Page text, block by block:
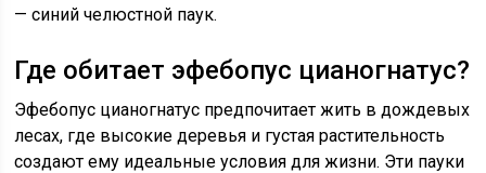
— синий челюстной паук.
Где обитает эфебопус цианогнатус?
Эфебопус цианогнатус предпочитает жить в дождевых
лесах, где высокие деревья и густая растительность
создают ему идеальные условия для жизни. Эти пауки